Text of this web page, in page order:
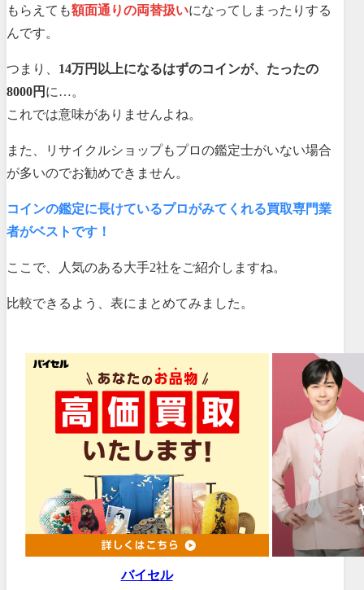
もらえても額面通りの両替扱いになってしまったりする
んです。
つまり、 14万円以上になるはずのコインが、たったの
8000円 に…。
これでは意味がありませんよね。
また、リサイクルショップもプロの鑑定士がいない場合
が多いのでお勧めできません。
コインの鑑定に長けているプロがみてくれる買取専門業
者がベストです！
ここで、人気のある大手2社をご紹介しますね。
比較できるよう、表にまとめてみました。
バイセル